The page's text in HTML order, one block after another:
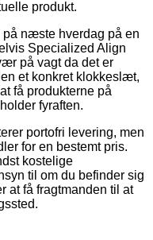
produkt.
næste hverdag på en
Specialized Align
på vagt da det er
et konkret klokkeslæt,
få produkterne på
fyraften.
portofri levering, men
for en bestemt pris.
kostelige
til om du befinder sig
at få fragtmanden til at